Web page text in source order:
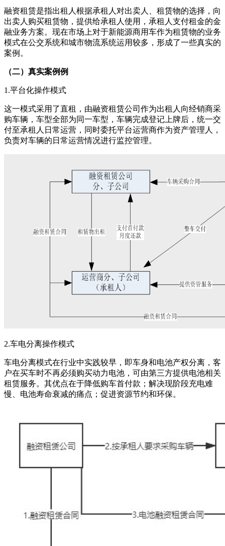
融资租赁是指出租人根据承租人对出卖人、租赁物的选择，向
出卖人购买租赁物，提供给承租人使用，承租人支付租金的金
融业务方案。现在市场上对于新能源商用车作为租赁物的业务
模式在公交系统和城市物流系统运用较多，形成了一些真实的
案例。
（二）真实案例例
1.平台化操作模式
这一模式采用了直租，由融资租赁公司作为出租人向经销商采
购车辆，车型全部为同一车型，车辆完成登记上牌后，统一交
付至承租人日常运营，同时委托平台运营商作为资产管理人，
负责对车辆的日常运营情况进行监控管理。
2.车电分离操作模式
车电分离模式在行业中实践较早，即车身和电池产权分离，客
户在买车时不再必须购买动力电池，可由第三方提供电池相关
租赁服务。其优点在于降低购车首付款；解决现阶段充电难
慢、电池寿命衰减的痛点；促进资源节约和环保。